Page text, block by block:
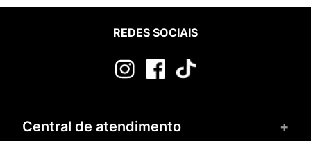
REDES SOCIAIS
Central de atendimento +